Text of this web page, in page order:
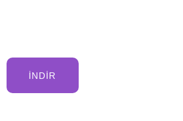
İNDIR